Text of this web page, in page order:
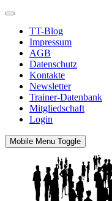
TT-Blog
Impressum
AGB
Datenschutz
Kontakte
Newsletter
Trainer-Datenbank
Mitgliedschaft
Login
Mobile Menu Toggle